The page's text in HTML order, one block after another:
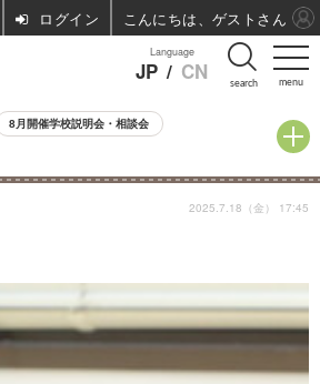
menu
Language
JP / CN search
8月開催学校説明会・相談会
2025.7.18（金） 17:45
ログイン こんにちは、ゲストさん